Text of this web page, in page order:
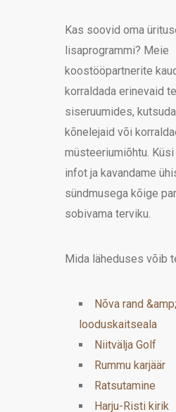
Kas soovid oma
lisaprogrammi? Meie
koostööpartnerite
korraldada erinevaid
siseruumides,
kõnelejaid või
müsteeriumiõhtu.
infot ja kavandame
sündmusega kõige
sobivama terviku.
Mida läheduses võib
Nõva rand &amp;
looduskaitseala
Niitvälja Golf
Rummu karjäär
Ratsutamine
Harju-Risti kirik